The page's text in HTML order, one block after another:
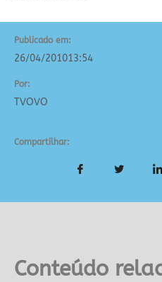
Publicado em:
26/04/201013:54
Por:
TVOVO
Compartilhar:
Conteúdo